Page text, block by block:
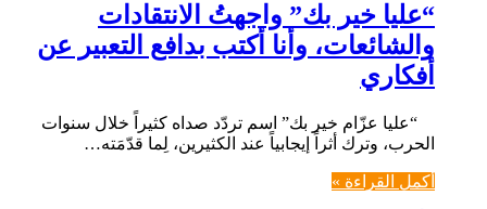
“عليا خير بك” واجهتُ الانتقادات
والشائعات، وأنا أكتب بدافع التعبير عن
أفكاري
“عليا عزّام خير بك” اسم تردّد صداه كثيراً خلال سنوات
الحرب، وترك أثراً إيجابياً عند الكثيرين، لِما قدّمَته…
أكمل القراءة »